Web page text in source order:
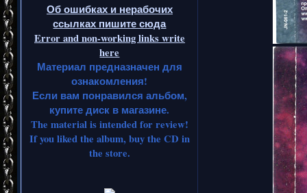
Об ошибках и нерабочих
ссылках пишите сюда
Error and non-working links write
here
Материал предназначен для
ознакомления!
Если вам понравился альбом,
купите диск в магазине.
The material is intended for review!
If you liked the album, buy the CD in
the store.